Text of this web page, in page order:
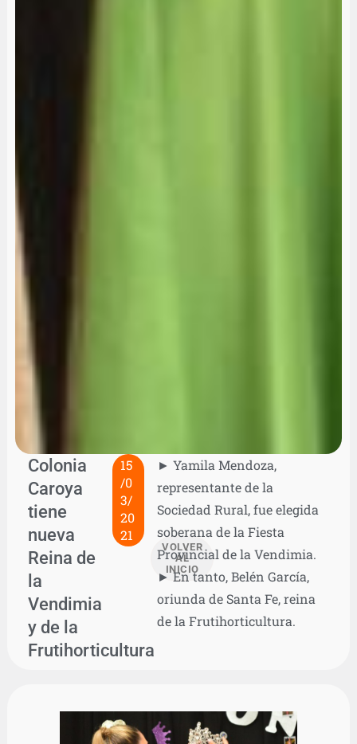
Colonia
Caroya
tiene
nueva
Reina de
la
Vendimia
y de la
Frutihorticultura
15
/0
3/
20
21
VOLVER
AL
INICIO
► Yamila Mendoza,
representante de la
Sociedad Rural, fue elegida
soberana de la Fiesta
Provincial de la Vendimia.
► En tanto, Belén García,
oriunda de Santa Fe, reina
de la Frutihorticultura.